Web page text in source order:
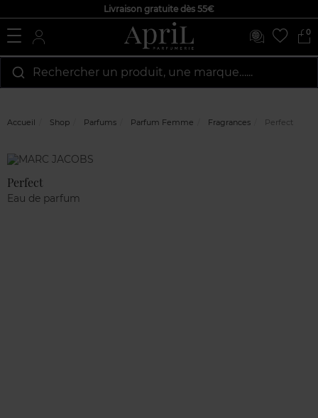
Livraison gratuite dès 55€
0
Rechercher un produit, une marque…...
Accueil Shop Parfums Parfum Femme Fragrances Perfect
Marque
Perfect
Eau de parfum